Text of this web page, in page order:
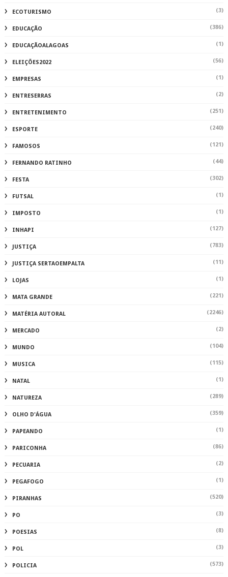
ECOTURISMO (3)
EDUCAÇÃO (386)
EDUCAÇÃOALAGOAS (1)
ELEIÇÕES2022 (56)
EMPRESAS (1)
ENTRESERRAS (2)
ENTRETENIMENTO (251)
ESPORTE (240)
FAMOSOS (121)
FERNANDO RATINHO (44)
FESTA (302)
FUTSAL (1)
IMPOSTO (1)
INHAPI (127)
JUSTIÇA (783)
JUSTIÇA SERTAOEMPALTA (11)
LOJAS (1)
MATA GRANDE (221)
MATÉRIA AUTORAL (2246)
MERCADO (2)
MUNDO (104)
MUSICA (115)
NATAL (1)
NATUREZA (289)
OLHO D'ÁGUA (359)
PAPEANDO (1)
PARICONHA (86)
PECUARIA (2)
PEGAFOGO (1)
PIRANHAS (520)
PO (3)
POESIAS (8)
POL (3)
POLICIA (573)